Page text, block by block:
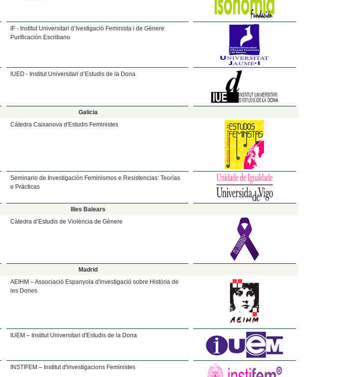
IF - Institut Universitari d’Ivestigació Feminista i de Gènere
Purificación Escribano
IUED - Institut Universitari d’Estudis de la Dona
Galicia
Cátedra Caixanova d'Estudis Feministes
Seminario de Investigación Feminismos e Resistencias: Teorías
e Prácticas
Illes Balears
Càtedra d’Estudis de Violència de Gènere
Madrid
AEIHM – Associació Espanyola d'investigació sobre Història de
les Dones
IUEM – Institut Universitari d'Estudis de la Dona
INSTIFEM – Institut d'investigacions Feministes